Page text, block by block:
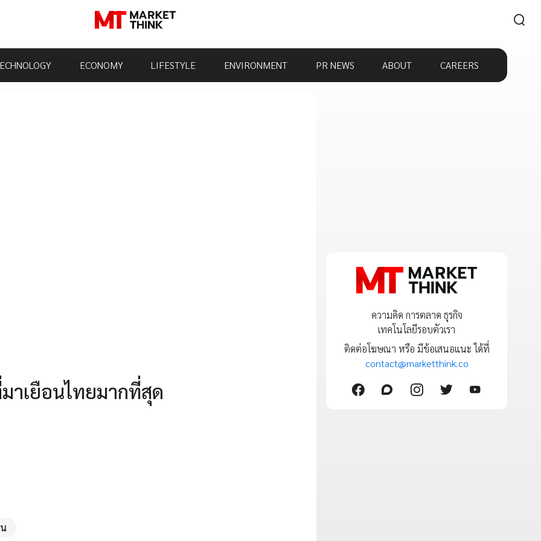
ECONOMY LIFESTYLE ENVIRONMENT PR NEWS ABOUT CAREERS
าเยือนไทยมากที่สุด
ความคิด การตลาด ธุรกิจ
เทคโนโลยีรอบตัวเรา
ติดต่อโฆษณา หรือ มีข้อเสนอแนะ ได้ที่
contact@marketthink.co